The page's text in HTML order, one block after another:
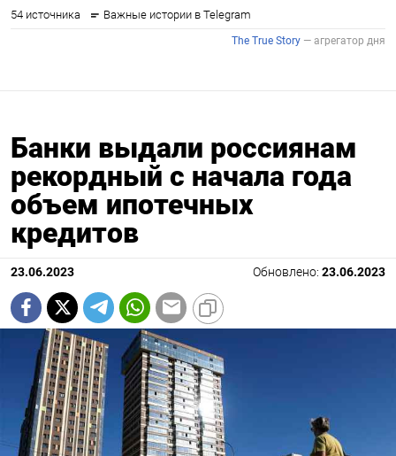
Банки выдали россиянам
рекордный с начала года
объем ипотечных
кредитов
23.06.2023 Обновлено: 23.06.2023